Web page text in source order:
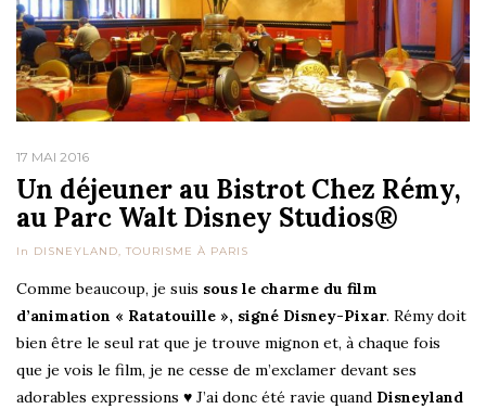
17 MAI 2016
Un déjeuner au Bistrot Chez Rémy,
au Parc Walt Disney Studios®
In DISNEYLAND, TOURISME À PARIS
Comme beaucoup, je suis sous le charme du film
d’animation « Ratatouille », signé Disney-Pixar. Rémy doit
bien être le seul rat que je trouve mignon et, à chaque fois
que je vois le film, je ne cesse de m’exclamer devant ses
adorables expressions ♥ J’ai donc été ravie quand Disneyland